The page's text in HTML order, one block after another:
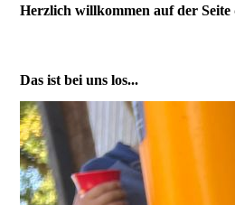
Herzlich willkommen auf der Seite
Das ist bei uns los...